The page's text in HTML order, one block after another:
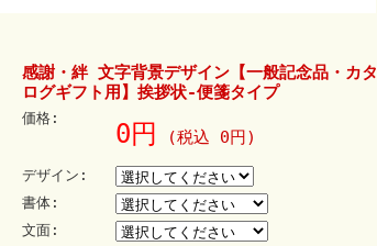
感謝・絆 文字背景デザイン【一般記念品・カタ
ログギフト用】挨拶状-便箋タイプ
価格:
0円 (税込 0円)
デザイン:
書体:
文面: